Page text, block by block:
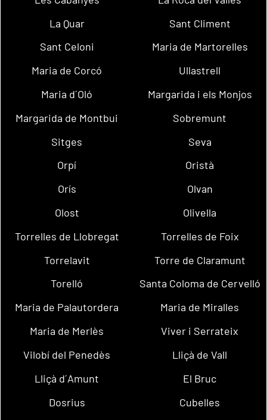
La Quar
Sant Climent
Sant Celoni
Maria de Martorelles
Maria de Corcó
Ullastrell
Maria d´Oló
Margarida i els Monjos
Margarida de Montbui
Sobremunt
Sitges
Seva
Orpí
Oristà
Orís
Olvan
Olost
Olivella
Torrelles de Llobregat
Torrelles de Foix
Torrelavit
Torre de Claramunt
Torelló
Santa Coloma de Cervelló
Maria de Palautordera
Maria de Miralles
Maria de Merlès
Viver i Serrateix
Vilobí del Penedès
Lliçà de Vall
Lliçà d´Amunt
El Bruc
Dosrius
Cubelles